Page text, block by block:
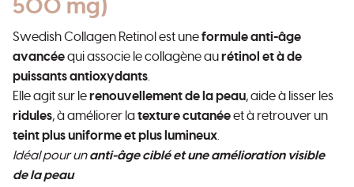
500 mg)
Swedish Collagen Retinol est uneformule anti-âge
avancéequi associe le collagène aurétinol et à de
puissants antioxydants
Elle agit sur lerenouvellement de la peau, aide à lisser les
ridules, à améliorer latexture cutanéeet à retrouver un
teint plus uniforme et plus lumineux
Idéal pour unanti-âge ciblé et une amélioration visible
de la peau